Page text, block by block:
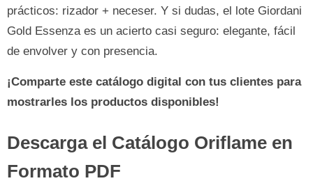
prácticos: rizador + neceser. Y si dudas, el lote Giordani
Gold Essenza es un acierto casi seguro: elegante, fácil
de envolver y con presencia.
¡Comparte este catálogo digital con tus clientes para
mostrarles los productos disponibles!
Descarga el Catálogo Oriflame en
Formato PDF